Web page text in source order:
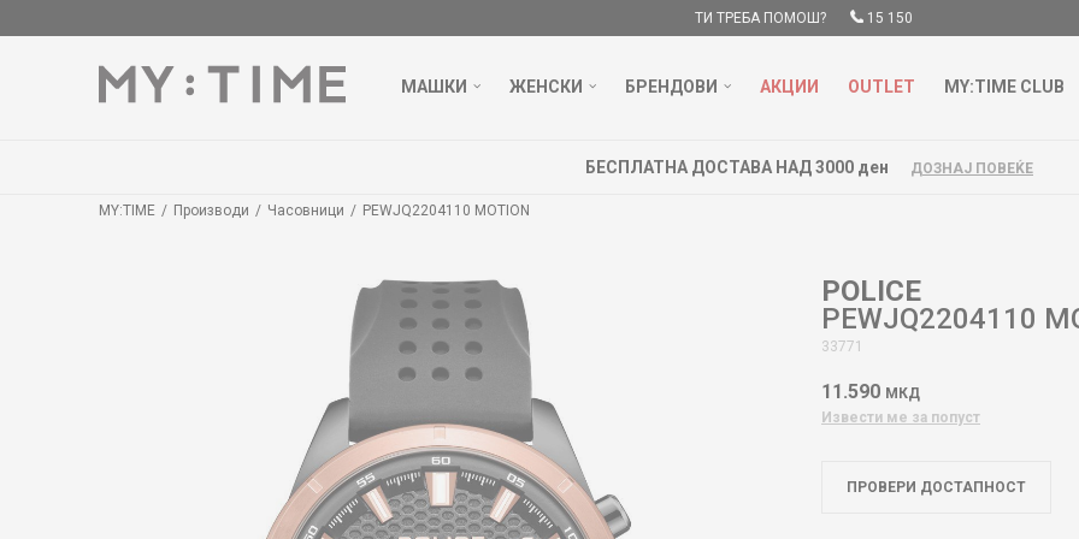
ТИ ТРЕБА ПОМОШ? 15 150
МАШКИ ЖЕНСКИ БРЕНДОВИ АКЦИИ OUTLET MY:TIME CLUB
MY:TIME Производи Часовници PEWJQ2204110 MOTION
POLICE
PEWJQ2204110
33771
11.590 МКД
Извести ме за попуст
ПРОВЕРИ ДОСТАПНОСТ